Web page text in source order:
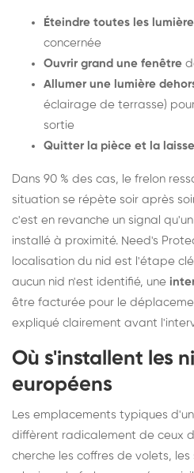
Éteindre toutes les
concernée
Ouvrir grand une fenêtre
Allumer une lumière
éclairage de terrasse)
sortie
Quitter la pièce et la
Dans 90 % des cas, le frelon
situation se répète soir après
c'est en revanche un signal
installé à proximité. Need's
localisation du nid est l'étape
aucun nid n'est identifié, une
être facturée pour le
expliqué clairement avant
Où s'installent les
européens
Les emplacements typiques
diffèrent radicalement de ceux
cherche les coffres de volets,